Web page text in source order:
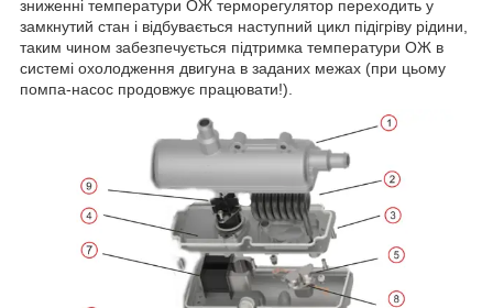
зниженні температури ОЖ терморегулятор переходить у
замкнутий стан і відбувається наступний цикл підігріву рідини,
таким чином забезпечується підтримка температури ОЖ в
системі охолодження двигуна в заданих межах (при цьому
помпа-насос продовжує працювати!).